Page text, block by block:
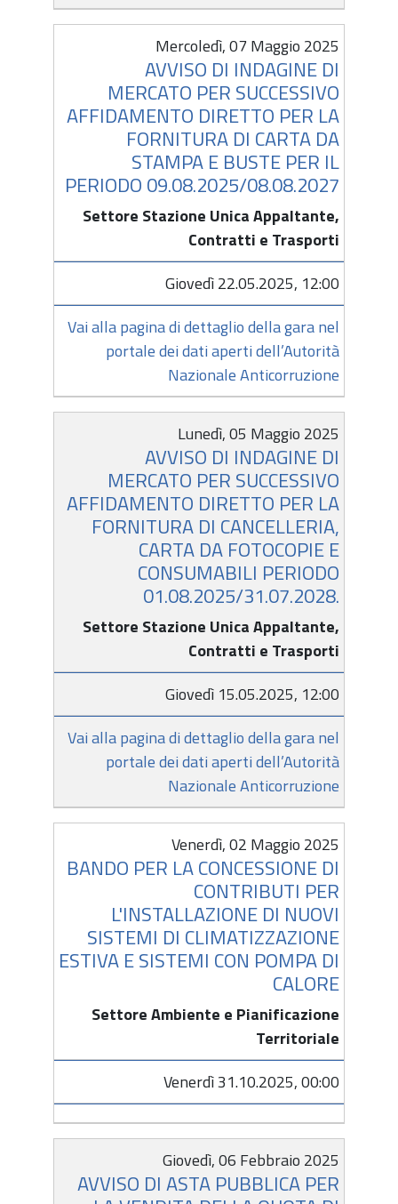
Mercoledì, 07 Maggio 2025
AVVISO DI INDAGINE DI
MERCATO PER SUCCESSIVO
AFFIDAMENTO DIRETTO PER LA
FORNITURA DI CARTA DA
STAMPA E BUSTE PER IL
PERIODO 09.08.2025/08.08.2027
Settore Stazione Unica Appaltante,
Contratti e Trasporti
Giovedì 22.05.2025, 12:00
Vai alla pagina di dettaglio della gara nel
portale dei dati aperti dell’Autorità
Nazionale Anticorruzione
Lunedì, 05 Maggio 2025
AVVISO DI INDAGINE DI
MERCATO PER SUCCESSIVO
AFFIDAMENTO DIRETTO PER LA
FORNITURA DI CANCELLERIA,
CARTA DA FOTOCOPIE E
CONSUMABILI PERIODO
01.08.2025/31.07.2028.
Settore Stazione Unica Appaltante,
Contratti e Trasporti
Giovedì 15.05.2025, 12:00
Vai alla pagina di dettaglio della gara nel
portale dei dati aperti dell’Autorità
Nazionale Anticorruzione
Venerdì, 02 Maggio 2025
BANDO PER LA CONCESSIONE DI
CONTRIBUTI PER
L'INSTALLAZIONE DI NUOVI
SISTEMI DI CLIMATIZZAZIONE
ESTIVA E SISTEMI CON POMPA DI
CALORE
Settore Ambiente e Pianificazione
Territoriale
Venerdì 31.10.2025, 00:00
Giovedì, 06 Febbraio 2025
AVVISO DI ASTA PUBBLICA PER